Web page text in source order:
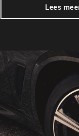
Lees